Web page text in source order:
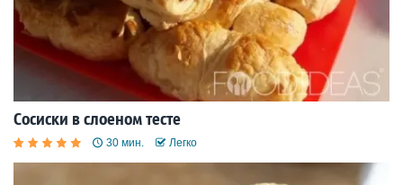
Сосиски в слоеном тесте
30 мин. Легко